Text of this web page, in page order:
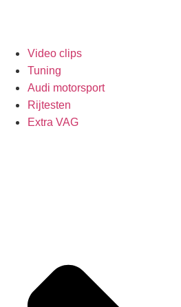
Video clips
Tuning
Audi motorsport
Rijtesten
Extra VAG